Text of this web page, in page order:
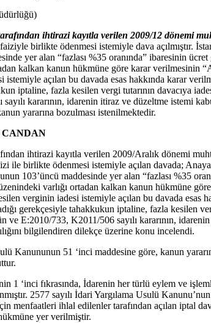
ihtirazi kayıtla verilen 2009/12 dönemi
faiziyle birlikte ödenmesi istemiyle dava açılmıştır.
yer alan “fazlası %35 oranında” ibaresinin
kalkan kanun hükmüne göre karar verilmesinin
açılan bu davada esas hakkında karar
iptaline, fazla kesilen vergi tutarının davacıya
sayılı kararının, idarenin itiraz ve düzeltme istemi
yararına bozulması istenilmektedir.
CANDAN
ihtirazi kayıtla verilen 2009/Aralık dönemi
ile birlikte ödenmesi istemiyle açılan davada;
103’üncü maddesinde yer alan “fazlası %35
varlığı ortadan kalkan kanun hükmüne
verginin iadesi istemiyle açılan bu davada
gerekçesiyle tahakkukun iptaline, fazla kesilen
ve E:2010/733, K2011/506 sayılı kararının,
bilgilendiren dilekçe üzerine konu incelendi.
Kanununun 51 ‘inci maddesine göre, kanun
1 ‘inci fıkrasında, İdarenin her türlü eylem ve
2577 sayılı İdari Yargılama Usulü
menfaatleri ihlal edilenler tarafından açılan iptal
yer verilmiştir.